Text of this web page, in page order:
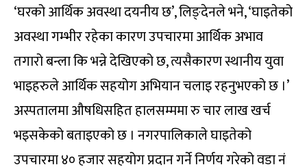
‘घरको आर्थिक अवस्था दयनीय छ’, लिङ्देनले भने, ‘घाइतेको
अवस्था गम्भीर रहेका कारण उपचारमा आर्थिक अभाव
तगारो बन्ला कि भन्ने देखिएको छ, त्यसैकारण स्थानीय युवा
भाइहरुले आर्थिक सहयोग अभियान चलाइ रहनुभएको छ ।’
अस्पतालमा औषधिसहित हालसम्ममा रु चार लाख खर्च
भइसकेको बताइएको छ । नगरपालिकाले घाइतेको
उपचारमा ४० हजार सहयोग प्रदान गर्ने निर्णय गरेको वडा नं